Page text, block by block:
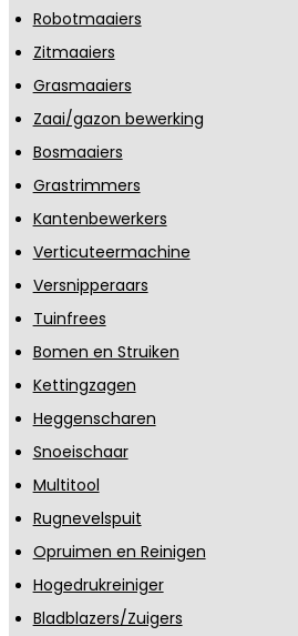
Robotmaaiers
Zitmaaiers
Grasmaaiers
Zaai/gazon bewerking
Bosmaaiers
Grastrimmers
Kantenbewerkers
Verticuteermachine
Versnipperaars
Tuinfrees
Bomen en Struiken
Kettingzagen
Heggenscharen
Snoeischaar
Multitool
Rugnevelspuit
Opruimen en Reinigen
Hogedrukreiniger
Bladblazers/Zuigers